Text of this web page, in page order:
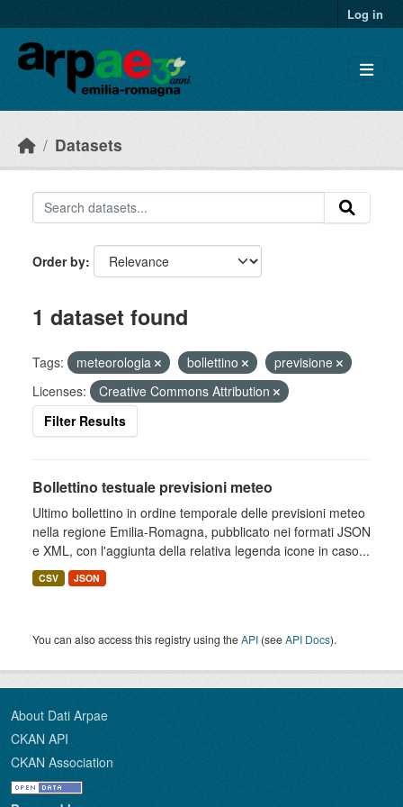
Log in
Datasets
Order by
1 dataset found
Tags: meteorologia bollettino
previsione
Licenses:
Creative Commons Attribution
Filter Results
Bollettino testuale previsioni meteo
Ultimo bollettino in ordine temporale delle previsioni meteo
nella regione Emilia-Romagna, pubblicato nei formati JSON
e XML, con l'aggiunta della relativa legenda icone in caso...
CSV JSON
You can also access this registry using theAPI (seeAPI Docs).
About Dati Arpae
CKAN API
CKAN Association